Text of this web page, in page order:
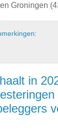
Groningen
in